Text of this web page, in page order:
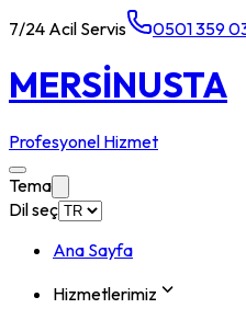
7/24 Acil Servis 0501 359
MERSİNUSTA
Profesyonel Hizmet
Tema
Dil seç
Ana Sayfa
Hizmetlerimiz